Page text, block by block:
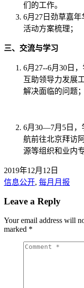
们的工作。
6月27日劲草嘉
活动方案梳理；
三、交流与学习
6月27--6月30日
互助领导力发展
解决面临的问题；
6月30—7月5日，
航前往北京拜访
源等组织和业内专
2019年12月12日
信息公开, 每月月报
Leave a Reply
Your email address will
marked *